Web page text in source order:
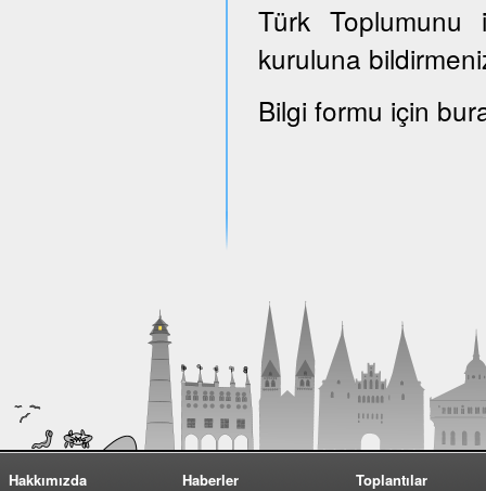
Türk
kuruluna
Bilgi formu için
Hakkımızda
Haberler
Toplantılar